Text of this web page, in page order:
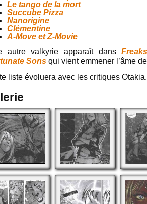
Le tango de la mort
Succube Pizza
Nanorigine
Clémentine
A-Move et Z-Movie
autre valkyrie apparaît dans
Sons qui vient emmener l’âme
liste évoluera avec les critiques Otakia.